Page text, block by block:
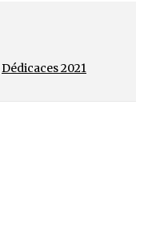
Dédicaces 2021